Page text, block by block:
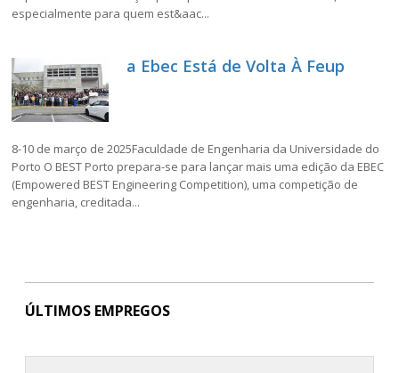
especialmente para quem est&aac...
a Ebec Está de Volta À Feup
8-10 de março de 2025Faculdade de Engenharia da Universidade do
Porto O BEST Porto prepara-se para lançar mais uma edição da EBEC
(Empowered BEST Engineering Competition), uma competição de
engenharia, creditada...
ÚLTIMOS EMPREGOS